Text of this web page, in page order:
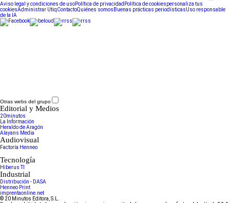
Aviso legal y condiciones de usoPolítica de privacidad Política de cookiespersonaliza tus
cookiesAdministrar UtiqContactoQuiénes somos Buenas prácticas periodísticasUso responsable
de la IA
Otras webs del grupo
Editorial y Medios
20minutos
La Información
Heraldo de Aragón
Alayans Media
Audiovisual
Factoría Henneo
Tecnología
Hiberus TI
Industrial
Distribución - DASA
Henneo Print
imprentaonline.net
© 20 Minutos Editora, S.L.